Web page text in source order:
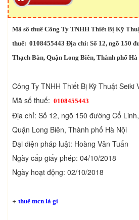
Mã số thuế Công Ty TNHH Thiết Bị Kỹ
thuế: 0108455443 Địa chỉ: Số 12, ngõ 150
Thạch Bàn, Quận Long Biên, Thành phố Hà
Công Ty TNHH Thiết Bị Kỹ Thuật Seiki
Mã số thuế: 0108455443
Địa chỉ: Số 12, ngõ 150 đường Cổ
Quận Long Biên, Thành phố Hà Nội
Đại diện pháp luật: Hoàng Văn Tuấn
Ngày cấp giấy phép: 04/10/2018
Ngày hoạt động: 02/10/2018
+ thuế tncn là gì